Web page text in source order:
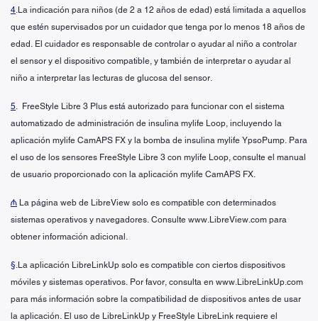
4 .La indicación para niños (de 2 a 12 años de edad) está limitada a aquellos
que estén supervisados por un cuidador que tenga por lo menos 18 años de
edad. El cuidador es responsable de controlar o ayudar al niño a controlar
el sensor y el dispositivo compatible, y también de interpretar o ayudar al
niño a interpretar las lecturas de glucosa del sensor.
5 . FreeStyle Libre 3 Plus está autorizado para funcionar con el sistema
automatizado de administración de insulina mylife Loop, incluyendo la
aplicación mylife CamAPS FX y la bomba de insulina mylife YpsoPump. Para
el uso de los sensores FreeStyle Libre 3 con mylife Loop, consulte el manual
de usuario proporcionado con la aplicación mylife CamAPS FX.
₼ La página web de LibreView solo es compatible con determinados
sistemas operativos y navegadores. Consulte www.LibreView.com para
obtener información adicional.
§ .La aplicación LibreLinkUp solo es compatible con ciertos dispositivos
móviles y sistemas operativos. Por favor, consulta en www.LibreLinkUp.com
para más información sobre la compatibilidad de dispositivos antes de usar
la aplicación. El uso de LibreLinkUp y FreeStyle LibreLink requiere el